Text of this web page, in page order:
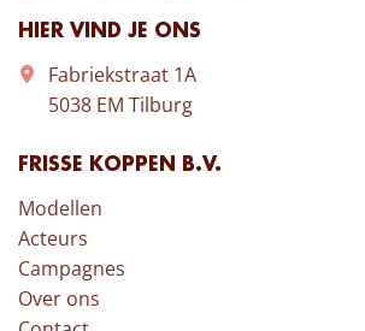
HIER VIND JE ONS
Fabriekstraat 1A
5038 EM Tilburg
FRISSE KOPPEN B.V.
Modellen
Acteurs
Campagnes
Over ons